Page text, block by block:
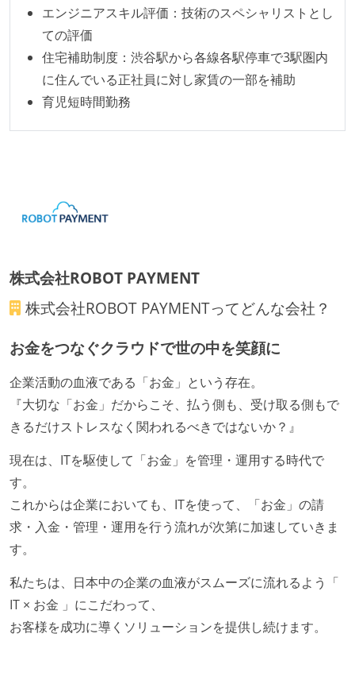
受動喫煙防止措置：屋内禁煙（屋内に喫煙可能室設
置）
エンジニアスキル評価：技術のスペシャリストとし
ての評価
住宅補助制度：渋谷駅から各線各駅停車で3駅圏内
に住んでいる正社員に対し家賃の一部を補助
育児短時間勤務
株式会社ROBOT PAYMENT
株式会社ROBOT PAYMENTってどんな会社？
お金をつなぐクラウドで世の中を笑顔に
企業活動の血液である「お金」という存在。
『大切な「お金」だからこそ、払う側も、受け取る側もで
きるだけストレスなく関われるべきではないか？』
現在は、ITを駆使して「お金」を管理・運用する時代で
す。
これからは企業においても、ITを使って、「お金」の請
求・入金・管理・運用を行う流れが次第に加速していきま
す。
私たちは、日本中の企業の血液がスムーズに流れるよう「
IT × お金 」にこだわって、
お客様を成功に導くソリューションを提供し続けます。